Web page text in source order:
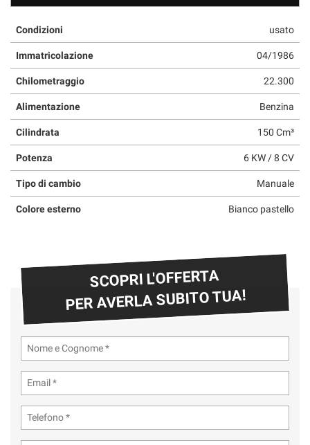
Condizioni usato
Immatricolazione 04/1986
Chilometraggio 22.300
Alimentazione Benzina
Cilindrata 150 Cm³
Potenza 6 KW / 8 CV
Tipo di cambio Manuale
Colore esterno Bianco pastello
SCOPRI L'OFFERTA
PER AVERLA SUBITO TUA!